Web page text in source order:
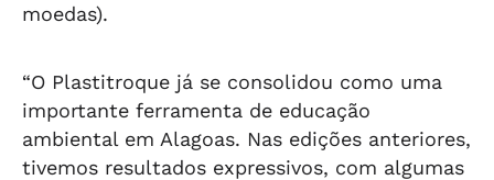
moedas).
“O Plastitroque já se consolidou como uma
importante ferramenta de educação
ambiental em Alagoas. Nas edições anteriores,
tivemos resultados expressivos, com algumas